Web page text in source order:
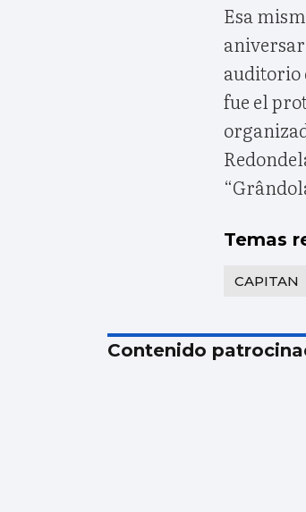
Esa
auditorio
fue el
Temas
CAPITAN
Contenido